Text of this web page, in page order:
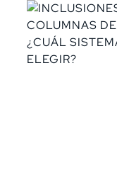
defendible. Ese
cualquier
México, donde
altamente